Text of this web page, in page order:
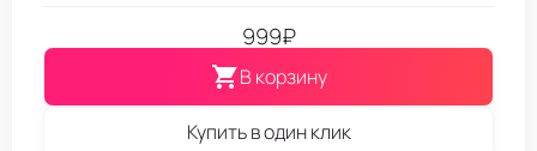
999₽
В корзину
Купить в один клик